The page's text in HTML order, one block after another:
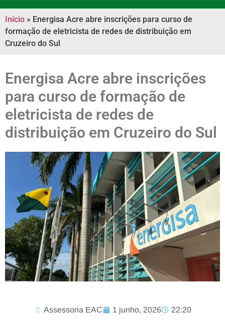
Início » Energisa Acre abre inscrições para curso de
formação de eletricista de redes de distribuição em
Cruzeiro do Sul
Energisa Acre abre inscrições
para curso de formação de
eletricista de redes de
distribuição em Cruzeiro do Sul
Assessoria EAC 1 junho, 2026 22:20